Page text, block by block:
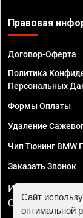
Правовая
Договор-Оферта
Политика
Персональных
Формы Оплаты
Удаление
Чип Тюнинг BMW
Заказать Звонок
ИП Смирнов
ОГРНИП
Сайт
оптимальной